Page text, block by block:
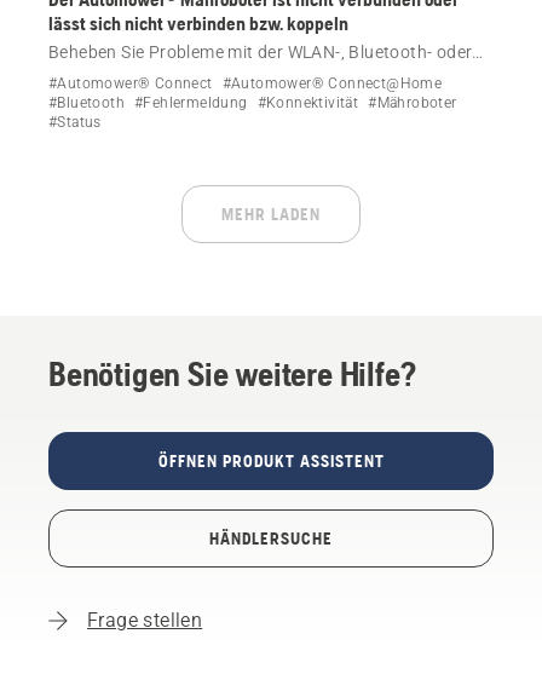
lässt sich nicht verbinden bzw. koppeln
Beheben Sie Probleme mit der WLAN-, Bluetooth- oder
Mobilfunkverbindung zu Ihrem Automower®
Mähroboter.
#Automower® Connect
#Automower® Connect@Home
#Bluetooth
#Fehlermeldung #Konnektivität #Mähroboter
#Status
MEHR LADEN
Benötigen Sie weitere Hilfe?
ÖFFNEN PRODUKT ASSISTENT
HÄNDLERSUCHE
Frage stellen